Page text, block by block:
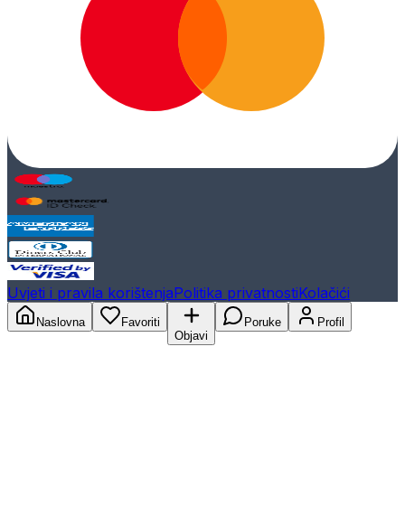
Uvjeti i pravila korištenjaPolitika privatnostiKolačići
Naslovna
Favoriti
Objavi
Poruke Profil